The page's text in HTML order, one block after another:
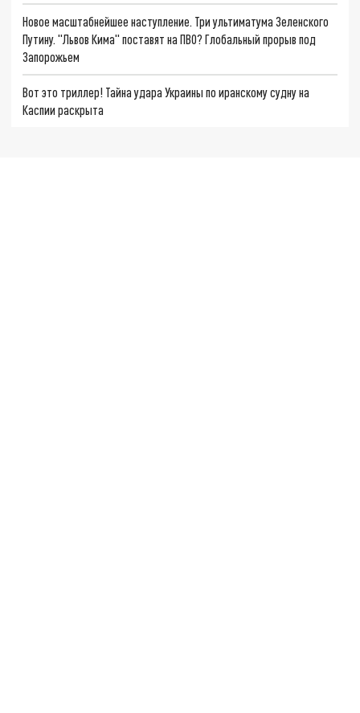
Новое масштабнейшее наступление. Три ультиматума Зеленского
Путину. "Львов Кима" поставят на ПВО? Глобальный прорыв под
Запорожьем
Вот это триллер! Тайна удара Украины по иранскому судну на
Каспии раскрыта